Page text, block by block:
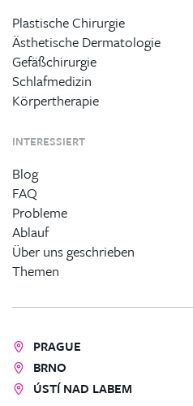
Plastische Chirurgie
Ästhetische Dermatologie
Gefäßchirurgie
Schlafmedizin
Körpertherapie
INTERESSIERT
Blog
FAQ
Probleme
Ablauf
Über uns geschrieben
Themen
PRAGUE
BRNO
ÚSTÍ NAD LABEM